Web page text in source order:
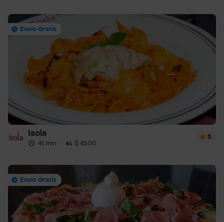
Envío Gratis
Isola
41 min · $ 4500
5
Envío Gratis